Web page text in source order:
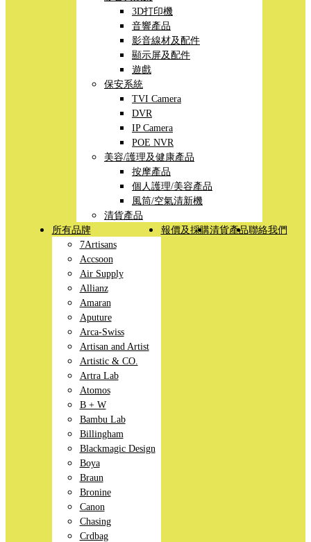
3D打印機
音響產品
影音線材及配件
顯示屏及配件
遊戲
保安系統
TVI Camera
DVR
IP Camera
POE NVR
美容/護理及健康產品
按摩產品
個人護理/美容產品
風筒/空氣清新機
清貨產品
所有品牌
7Artisans
Accsoon
Air Supply
Allianz
Amaran
Aputure
Arca-Swiss
Artisan and Artist
Artistic & CO.
Artra Lab
Atomos
B + W
Bambu Lab
Billingham
Blackmagic Design
Boya
Braun
Bronine
Canon
Chasing
Crdbag
報價及採購清貨產品聯絡我們